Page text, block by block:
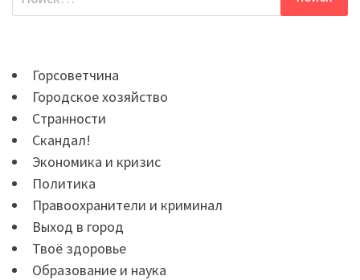
Горсоветчина
Городское хозяйство
Странности
Скандал!
Экономика и кризис
Политика
Правоохранители и криминал
Выход в город
Твоё здоровье
Образование и наука